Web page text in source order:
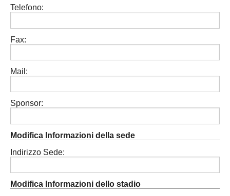
REGGIO EMILIA
SECONDA
JUNIORES
Telefono:
Fax:
Mail:
Sponsor:
Modifica Informazioni della sede
Indirizzo Sede:
Modifica Informazioni dello stadio